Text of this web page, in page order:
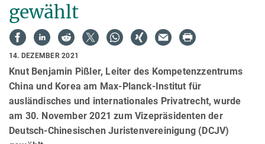
gewählt
14. DEZEMBER 2021
Knut Benjamin Pißler, Leiter des Kompetenzzentrums
China und Korea am Max-Planck-Institut für
ausländisches und internationales Privatrecht, wurde
am 30. November 2021 zum Vizepräsidenten der
Deutsch-Chinesischen Juristenvereinigung (DCJV)